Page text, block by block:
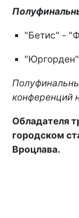
"Бетис" -
конференций
Обладателя
городском
Вроцлава.